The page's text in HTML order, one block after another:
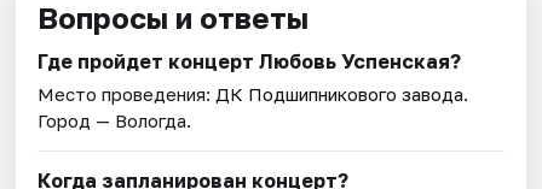
Вопросы и ответы
Где пройдет концерт Любовь Успенская?
Место проведения: ДК Подшипникового завода.
Город — Вологда.
Когда запланирован концерт?